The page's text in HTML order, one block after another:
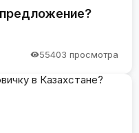
55403 просмотра